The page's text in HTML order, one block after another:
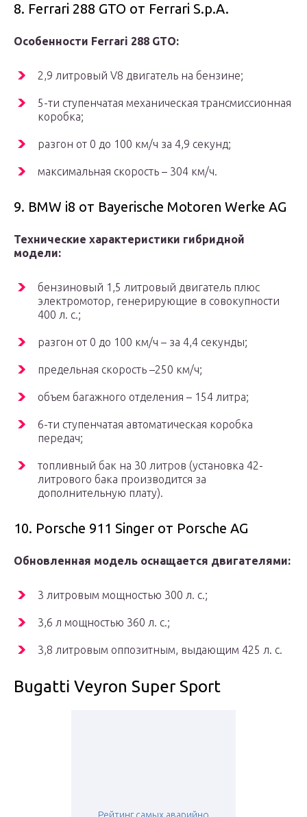
8. Ferrari 288 GTO от Ferrari S.p.A.
Особенности Ferrari 288 GTO:
2,9 литровый V8 двигатель на бензине;
5-ти ступенчатая механическая трансмиссионная
коробка;
разгон от 0 до 100 км/ч за 4,9 секунд;
максимальная скорость – 304 км/ч.
9. BMW i8 от Bayerische Motoren Werke AG
Технические характеристики гибридной
модели:
бензиновый 1,5 литровый двигатель плюс
электромотор, генерирующие в совокупности
400 л. с.;
разгон от 0 до 100 км/ч – за 4,4 секунды;
предельная скорость –250 км/ч;
объем багажного отделения – 154 литра;
6-ти ступенчатая автоматическая коробка
передач;
топливный бак на 30 литров (установка 42-
литрового бака производится за
дополнительную плату).
10. Porsche 911 Singer от Porsche AG
Обновленная модель оснащается двигателями:
3 литровым мощностью 300 л. с.;
3,6 л мощностью 360 л. с.;
3,8 литровым оппозитным, выдающим 425 л. с.
Bugatti Veyron Super Sport